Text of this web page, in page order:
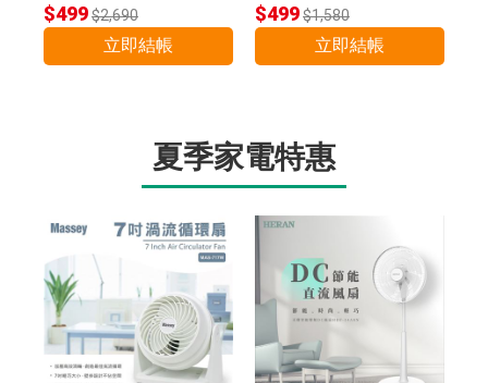
$499$2,690
立即結帳
$499$1,580
立即結帳
夏季家電特惠